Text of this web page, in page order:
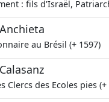
: fils d'Israël,
au Brésil (+ 1597)
Clercs des Ecoles pies (+